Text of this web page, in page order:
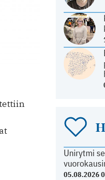
Unirytmi
05.08.2026